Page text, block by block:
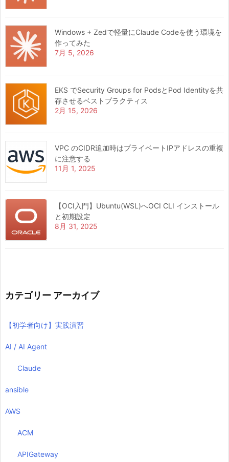
Windows + Zedで軽量にClaude Codeを使う環境を
作ってみた
7月 5, 2026
EKS でSecurity Groups for PodsとPod Identityを共
存させるベストプラクティス
2月 15, 2026
VPC のCIDR追加時はプライベートIPアドレスの重複
に注意する
11月 1, 2025
【OCI入門】Ubuntu(WSL)へOCI CLI インストール
と初期設定
8月 31, 2025
カテゴリー アーカイブ
【初学者向け】実践演習
AI / AI Agent
Claude
ansible
AWS
ACM
APIGateway